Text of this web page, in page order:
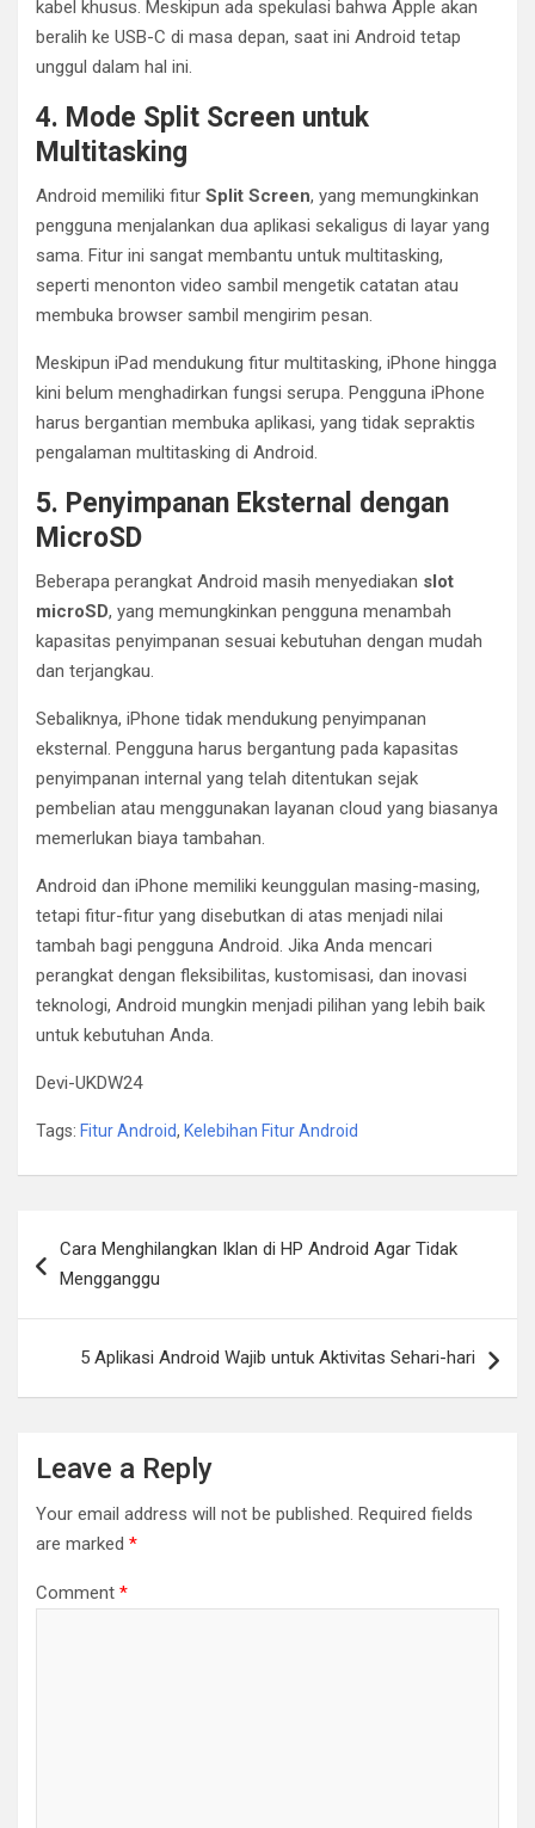
kabel khusus. Meskipun ada spekulasi bahwa Apple akan
beralih ke USB-C di masa depan, saat ini Android tetap
unggul dalam hal ini.
4. Mode Split Screen untuk
Multitasking
Android memiliki fitur Split Screen, yang memungkinkan
pengguna menjalankan dua aplikasi sekaligus di layar yang
sama. Fitur ini sangat membantu untuk multitasking,
seperti menonton video sambil mengetik catatan atau
membuka browser sambil mengirim pesan.
Meskipun iPad mendukung fitur multitasking, iPhone hingga
kini belum menghadirkan fungsi serupa. Pengguna iPhone
harus bergantian membuka aplikasi, yang tidak sepraktis
pengalaman multitasking di Android.
5. Penyimpanan Eksternal dengan
MicroSD
Beberapa perangkat Android masih menyediakan slot
microSD, yang memungkinkan pengguna menambah
kapasitas penyimpanan sesuai kebutuhan dengan mudah
dan terjangkau.
Sebaliknya, iPhone tidak mendukung penyimpanan
eksternal. Pengguna harus bergantung pada kapasitas
penyimpanan internal yang telah ditentukan sejak
pembelian atau menggunakan layanan cloud yang biasanya
memerlukan biaya tambahan.
Android dan iPhone memiliki keunggulan masing-masing,
tetapi fitur-fitur yang disebutkan di atas menjadi nilai
tambah bagi pengguna Android. Jika Anda mencari
perangkat dengan fleksibilitas, kustomisasi, dan inovasi
teknologi, Android mungkin menjadi pilihan yang lebih baik
untuk kebutuhan Anda.
Devi-UKDW24
Tags: Fitur Android, Kelebihan Fitur Android
navigation
Cara Menghilangkan Iklan di HP Android Agar Tidak
Mengganggu
5 Aplikasi Android Wajib untuk Aktivitas Sehari-hari
Leave a Reply
Your email address will not be published. Required fields
are marked *
Comment *